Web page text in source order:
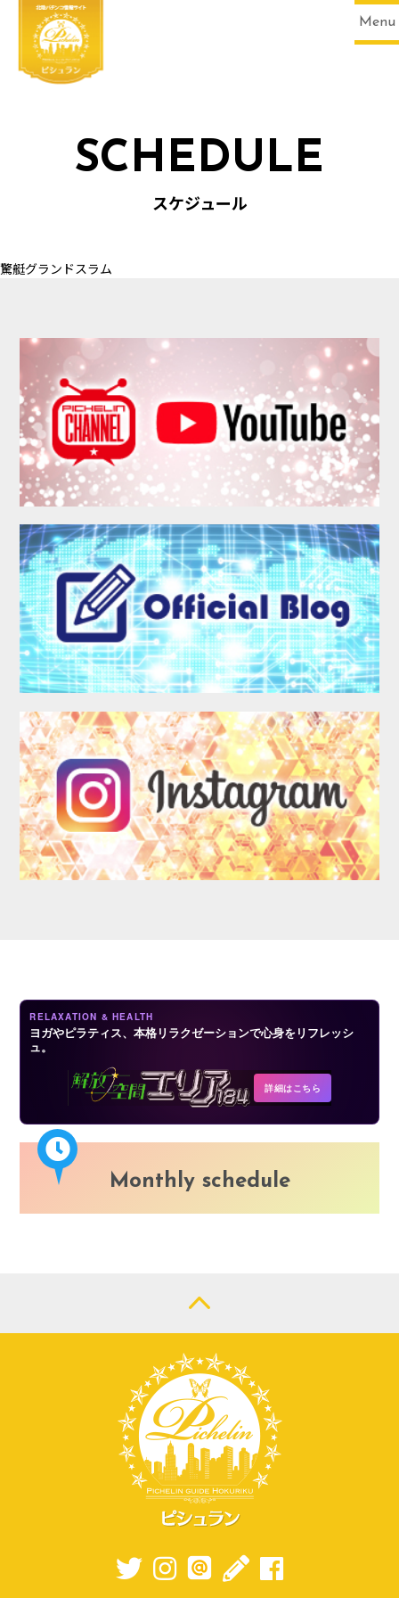
Menu
SCHEDULE
MEMBER
AUDITION
LOGIN
SCHEDULE
スケジュール
驚艇グランドスラム
RELAXATION & HEALTH
ヨガやピラティス、本格リラクゼーションで心身をリフレッシ
ュ。
詳細はこちら
Monthly schedule